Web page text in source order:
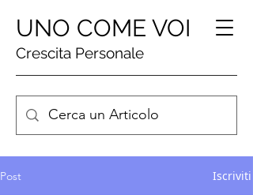
UNO COME VOI
Crescita Personale
Post Iscriviti